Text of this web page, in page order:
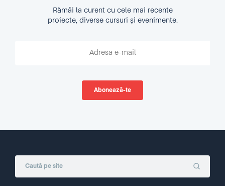
Rămâi la curent cu cele mai recente
proiecte, diverse cursuri și evenimente.